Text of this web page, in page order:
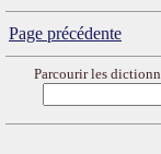
Page précédente
Parcourir les